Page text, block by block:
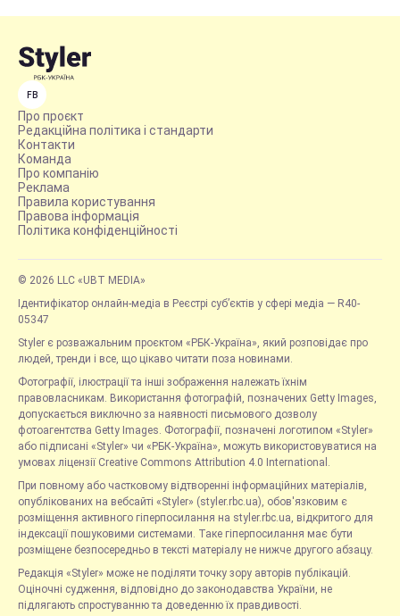
FB
Про проєкт
Редакційна політика і стандарти
Контакти
Команда
Про компанію
Реклама
Правила користування
Правова інформація
Політика конфіденційності
© 2026 LLC «UBT MEDIA»
Ідентифікатор онлайн-медіа в Реєстрі суб’єктів у сфері медіа — R40-
05347
Styler є розважальним проєктом «РБК-Україна», який розповідає про
людей, тренди і все, що цікаво читати поза новинами.
Фотографії, ілюстрації та інші зображення належать їхнім
правовласникам. Використання фотографій, позначених Getty Images,
допускається виключно за наявності письмового дозволу
фотоагентства Getty Images. Фотографії, позначені логотипом «Styler»
або підписані «Styler» чи «РБК-Україна», можуть використовуватися на
умовах ліцензії Creative Commons Attribution 4.0 International.
При повному або частковому відтворенні інформаційних матеріалів,
опублікованих на вебсайті «Styler» (styler.rbc.ua), обов'язковим є
розміщення активного гіперпосилання на styler.rbc.ua, відкритого для
індексації пошуковими системами. Таке гіперпосилання має бути
розміщене безпосередньо в тексті матеріалу не нижче другого абзацу.
Редакція «Styler» може не поділяти точку зору авторів публікацій.
Оціночні судження, відповідно до законодавства України, не
підлягають спростуванню та доведенню їх правдивості.